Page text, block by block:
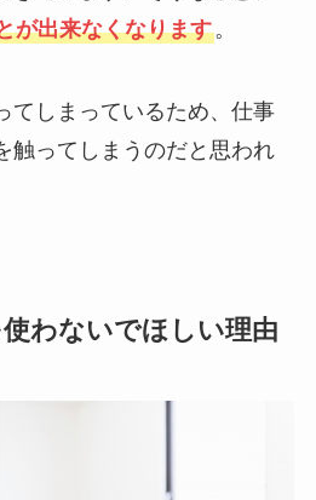
が出来なくなります。
てしまっているため、仕事
触ってしまうのだと思われ
わないでほしい理由